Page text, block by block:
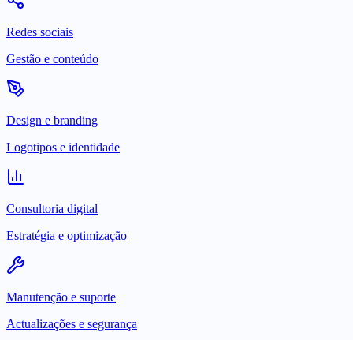
Redes sociais
Gestão e conteúdo
Design e branding
Logotipos e identidade
Consultoria digital
Estratégia e optimização
Manutenção e suporte
Actualizações e segurança